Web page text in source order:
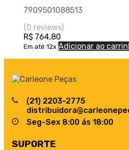
7909501088513
(0 reviews)
R$ 764,80
Em até 12x Adicionar ao
(21) 2203-2775
Seg-Sex 8:00 ás 18:00
SUPORTE